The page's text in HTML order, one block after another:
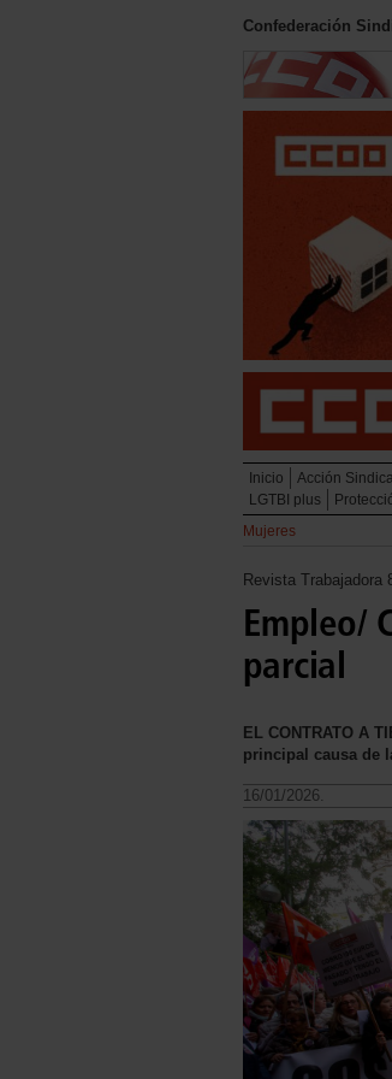
Confederación
Inicio Acción
LGTBI plus
Mujeres
Revista Trabajadora
Empleo/
parcial
EL CONTRATO A
principal causa de
16/01/2026.